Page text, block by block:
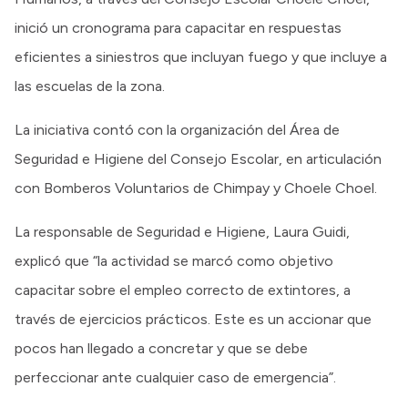
inició un cronograma para capacitar en respuestas
eficientes a siniestros que incluyan fuego y que incluye a
las escuelas de la zona.
La iniciativa contó con la organización del Área de
Seguridad e Higiene del Consejo Escolar, en articulación
con Bomberos Voluntarios de Chimpay y Choele Choel.
La responsable de Seguridad e Higiene, Laura Guidi,
explicó que “la actividad se marcó como objetivo
capacitar sobre el empleo correcto de extintores, a
través de ejercicios prácticos. Este es un accionar que
pocos han llegado a concretar y que se debe
perfeccionar ante cualquier caso de emergencia”.